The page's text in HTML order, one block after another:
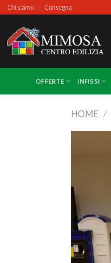
Skip
to
content
Chi siamo Consegna
OFFERTE INFISSI
HOME /